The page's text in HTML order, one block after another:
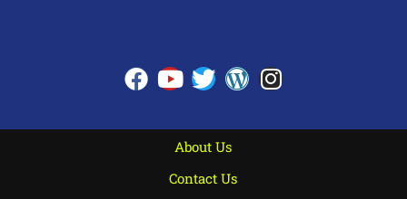
About Us
Contact Us